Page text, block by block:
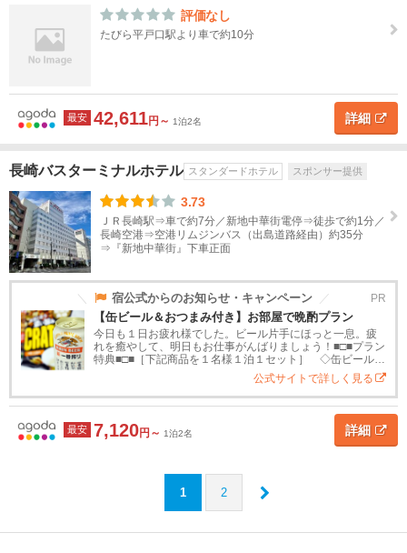
評価なし
たびら平戸口駅より車で約10分
最安 42,611円～ 1泊2名 詳細
長崎バスターミナルホテル スタンダードホテル スポンサー提供
3.73
ＪＲ長崎駅⇒車で約7分／新地中華街電停⇒徒歩で約1分／
長崎空港⇒空港リムジンバス（出島道路経由）約35分
⇒『新地中華街』下車正面
宿公式からのお知らせ・キャンペーン PR
【缶ビール＆おつまみ付き】お部屋で晩酌プラン
今日も１日お疲れ様でした。ビール片手にほっと一息。疲
れを癒やして、明日もお仕事がんばりましょう！■□■プラン
特典■□■［下記商品を１名様１泊１セット］ ◇缶ビール１
本 ◇おつまみ ※仕入れ状況によって銘柄は異なります
公式サイトで詳しく見る
最安 7,120円～ 1泊2名 詳細
1 2